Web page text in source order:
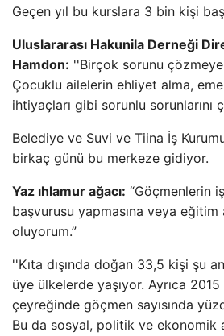
Geçen yıl bu kurslara 3 bin kişi
Uluslararası Hakunila Derneği
Hamdon: ''Birçok sorunu çözmeye
Çocuklu ailelerin ehliyet alma,
ihtiyaçları gibi sorunlu sorunlarını
Belediye ve Suvi ve Tiina İş
birkaç günü bu merkeze gidiyor.
Yaz ıhlamur ağacı: “Göçmenlerin
başvurusu yapmasına veya eğitim
oluyorum.”
''Kıta dışında doğan 33,5 kişi şu
üye ülkelerde yaşıyor. Ayrıca 2015
çeyreğinde göçmen sayısında
Bu da sosyal, politik ve ekonomik